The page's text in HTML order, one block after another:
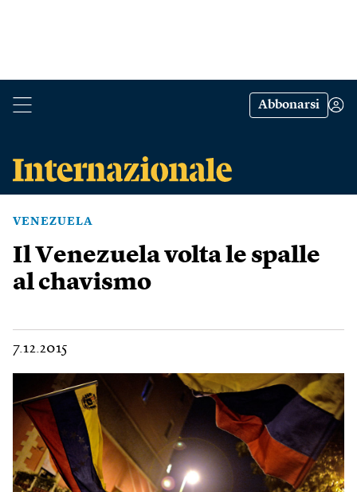
Abbonarsi
VENEZUELA
Il Venezuela volta le spalle
al chavismo
7.12.2015